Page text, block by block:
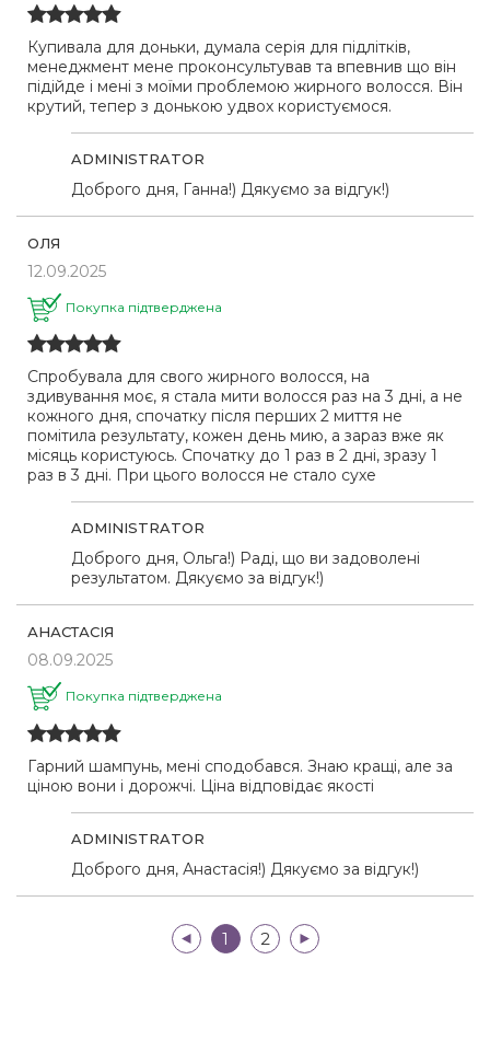
Купивала для доньки, думала серія для підлітків,
менеджмент мене проконсультував та впевнив що він
підійде і мені з моїми проблемою жирного волосся. Він
крутий, тепер з донькою удвох користуємося.
ADMINISTRATOR
Доброго дня, Ганна!) Дякуємо за відгук!)
ОЛЯ
12.09.2025
Покупка підтверджена
Спробувала для свого жирного волосся, на
здивування моє, я стала мити волосся раз на 3 дні, а не
кожного дня, спочатку після перших 2 миття не
помітила результату, кожен день мию, а зараз вже як
місяць користуюсь. Спочатку до 1 раз в 2 дні, зразу 1
раз в 3 дні. При цього волосся не стало сухе
ADMINISTRATOR
Доброго дня, Ольга!) Раді, що ви задоволені
результатом. Дякуємо за відгук!)
АНАСТАСІЯ
08.09.2025
Покупка підтверджена
Гарний шампунь, мені сподобався. Знаю кращі, але за
ціною вони і дорожчі. Ціна відповідає якості
ADMINISTRATOR
Доброго дня, Анастасія!) Дякуємо за відгук!)
|< 1 2 >|